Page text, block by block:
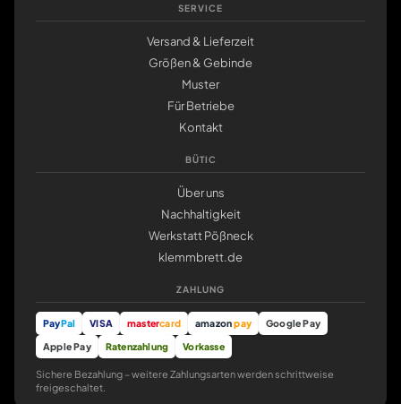
SERVICE
Versand & Lieferzeit
Größen & Gebinde
Muster
Für Betriebe
Kontakt
BÜTIC
Über uns
Nachhaltigkeit
Werkstatt Pößneck
klemmbrett.de
ZAHLUNG
PayPal VISA mastercard amazonpay
Google Pay
Apple Pay
Ratenzahlung Vorkasse
Sichere Bezahlung – weitere Zahlungsarten werden schrittweise
freigeschaltet.